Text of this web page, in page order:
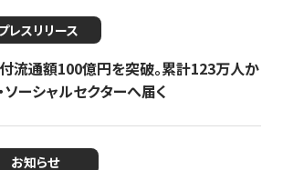
レスリリース
付流通額100億円を突破。累計123万人か
ーシャルセクターへ届く
お知らせ